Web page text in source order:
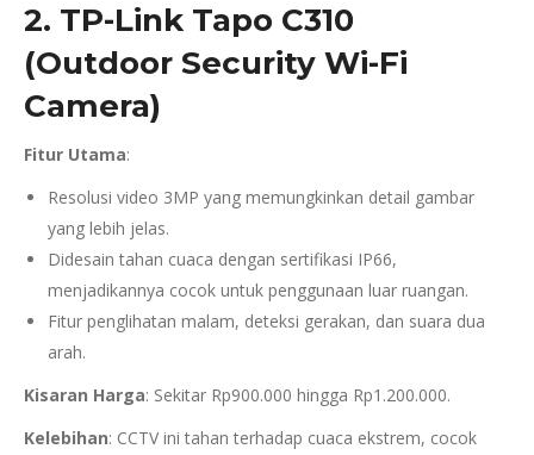
2. TP-Link Tapo C310
(Outdoor Security Wi-Fi
Camera)
Fitur Utama:
Resolusi video 3MP yang memungkinkan detail gambar
yang lebih jelas.
Didesain tahan cuaca dengan sertifikasi IP66,
menjadikannya cocok untuk penggunaan luar ruangan.
Fitur penglihatan malam, deteksi gerakan, dan suara dua
arah.
Kisaran Harga: Sekitar Rp900.000 hingga Rp1.200.000.
Kelebihan: CCTV ini tahan terhadap cuaca ekstrem, cocok